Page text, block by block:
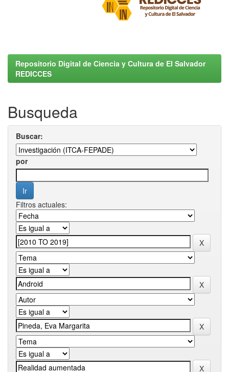
Repositorio Digital de Ciencia y Cultura de El Salvador
REDICCES
Busqueda
Buscar:
por
Filtros actuales: